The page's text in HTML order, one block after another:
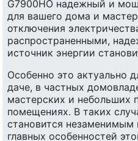
G7900HO надежный и
для вашего дома и
отключения
распространенными,
источник энергии
Особенно это актуально
даче, в частных
мастерских и небольших
помещениях. В таких
становится
главных особенностей